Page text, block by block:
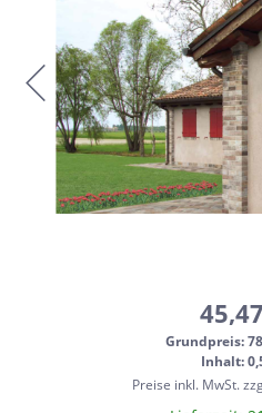
Grundpreis:
Inhalt:
Preise inkl. MwSt.